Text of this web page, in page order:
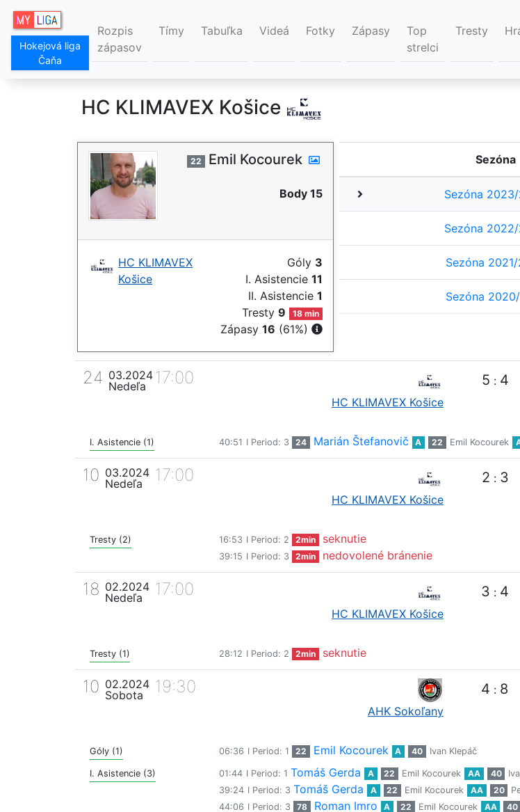
Hokejová liga
Čaňa
Rozpis
zápasov
Tímy Tabuľka Videá Fotky Zápasy
Top
strelci
Tresty
HC KLIMAVEX Košice
22 Emil Kocourek
Body 15
HC KLIMAVEX
Košice
Góly 3
I. Asistencie 11
II. Asistencie 1
Tresty9 18 min
Zápasy 16 (61%)
Sezóna
Sezóna
Sezóna
Sezóna
Sezóna
24 03.2024
Nedeľa
17:00
HC KLIMAVEX Košice
5 : 4
I. Asistencie (1) 40:51 I Period: 3 24 Marián Štefanovič A 22 Emil Kocourek
10 03.2024
Nedeľa
17:00
HC KLIMAVEX Košice
2 : 3
Tresty (2) 16:53 I Period: 2 2min seknutie
39:15 I Period: 3 2min nedovolené bránenie
18 02.2024
Nedeľa
17:00
HC KLIMAVEX Košice
3 : 4
Tresty (1) 28:12 I Period: 2 2min seknutie
10 02.2024
Sobota
19:30
AHK Sokoľany
4 : 8
Góly (1) 06:36 I Period: 1 22 Emil Kocourek A 40 Ivan Klepáč
I. Asistencie (3) 01:44 I Period: 1 Tomáš Gerda A 22 Emil Kocourek AA 40
39:24 I Period: 3 Tomáš Gerda A 22 Emil Kocourek AA 20
44:06 I Period: 3 78 Roman Imro A 22 Emil Kocourek AA 40